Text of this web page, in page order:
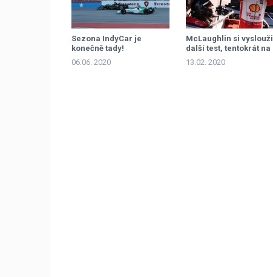
Sezona IndyCar je
konečně tady!
06.06. 2020
McLaughlin si vysloužil
další test, tentokrát na
oválu
13.02. 2020